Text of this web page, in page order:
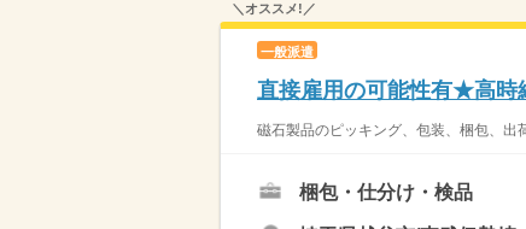
＼オススメ!／
一般派遣
直接雇用の可能性有★高
磁石製品のピッキング、包装、梱包、出
梱包・仕分け・検品